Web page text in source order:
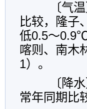
〔气温
比较，隆子
低0.5～
喀则、南木
1）。
〔降水
常年同期比